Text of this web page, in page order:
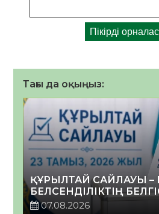
Тағы да оқыңыз:
ҚҰРЫЛТАЙ САЙЛАУЫ –
БЕЛСЕНДІЛІКТІҢ
07.08.2026